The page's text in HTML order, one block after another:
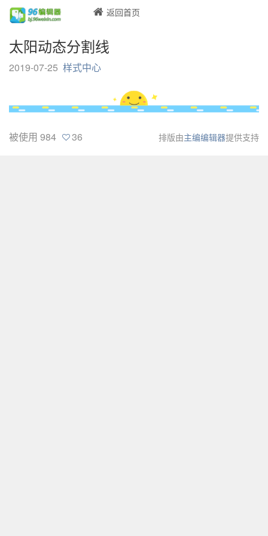
返回首页
太阳动态分割线
2019-07-25 样式中心
被使用 984 36 排版由主编编辑器提供支持